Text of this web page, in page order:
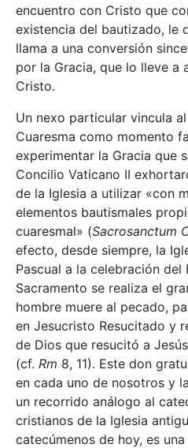
encuentro con Cristo que
existencia del bautizado, le
llama a una conversión
por la Gracia, que lo lleve a
Cristo.
Un nexo particular vincula
Cuaresma como momento
experimentar la Gracia que
Concilio Vaticano II
de la Iglesia a utilizar «con
elementos bautismales
cuaresmal» (Sacrosanctum
efecto, desde siempre, la
Pascual a la celebración del
Sacramento se realiza el
hombre muere al pecado,
en Jesucristo Resucitado y
de Dios que resucitó a
(cf. Rm 8, 11). Este don
en cada uno de nosotros y
un recorrido análogo al
cristianos de la Iglesia
catecúmenos de hoy, es